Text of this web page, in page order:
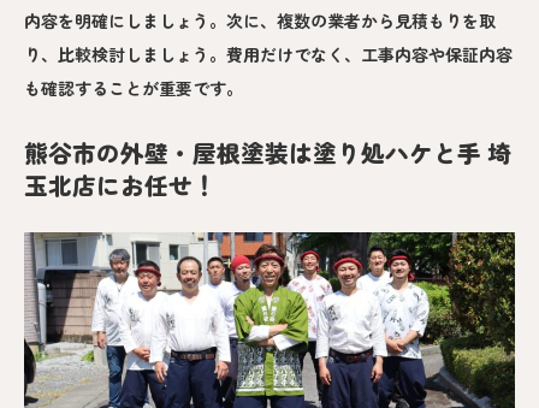
内容を明確にしましょう。次に、複数の業者から見積もりを取
り、比較検討しましょう。費用だけでなく、工事内容や保証内容
も確認することが重要です。
熊谷市の外壁・屋根塗装は塗り処ハケと手 埼
玉北店にお任せ！